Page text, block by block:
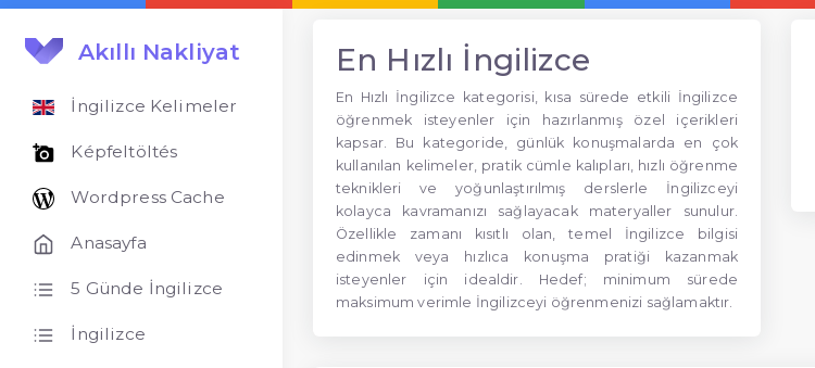
Akıllı Nakliyat
İngilizce Kelimeler
Képfeltöltés
Wordpress Cache
Anasayfa
5 Günde İngilizce
İngilizce
En Hızlı İngilizce
En Hızlı İngilizce kategorisi, kısa sürede etkili İngilizce
öğrenmek isteyenler için hazırlanmış özel içerikleri
kapsar. Bu kategoride, günlük konuşmalarda en çok
kullanılan kelimeler, pratik cümle kalıpları, hızlı öğrenme
teknikleri ve yoğunlaştırılmış derslerle İngilizceyi
kolayca kavramanızı sağlayacak materyaller sunulur.
Özellikle zamanı kısıtlı olan, temel İngilizce bilgisi
edinmek veya hızlıca konuşma pratiği kazanmak
isteyenler için idealdir. Hedef; minimum sürede
maksimum verimle İngilizceyi öğrenmenizi sağlamaktır.